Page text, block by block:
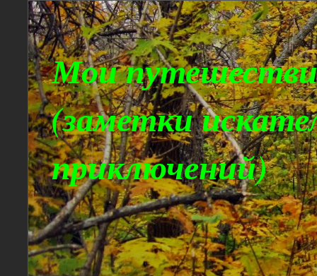
Мои
(заметки
приключений)